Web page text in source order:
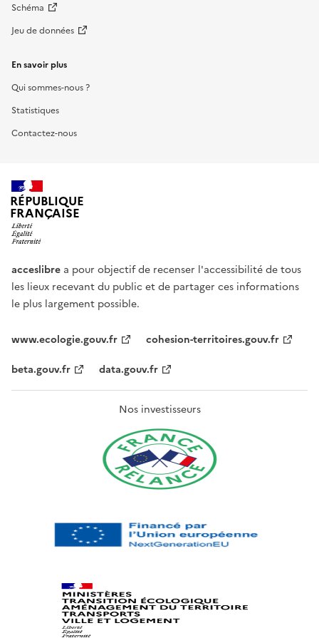
Schéma
Jeu de données
En savoir plus
Qui sommes-nous ?
Statistiques
Contactez-nous
RÉPUBLIQUE
FRANÇAISE
acceslibre a pour objectif de recenser l'accessibilité de tous
les lieux recevant du public et de partager ces informations
le plus largement possible.
www.ecologie.gouv.fr
cohesion-territoires.gouv.fr
beta.gouv.fr
data.gouv.fr
Nos investisseurs